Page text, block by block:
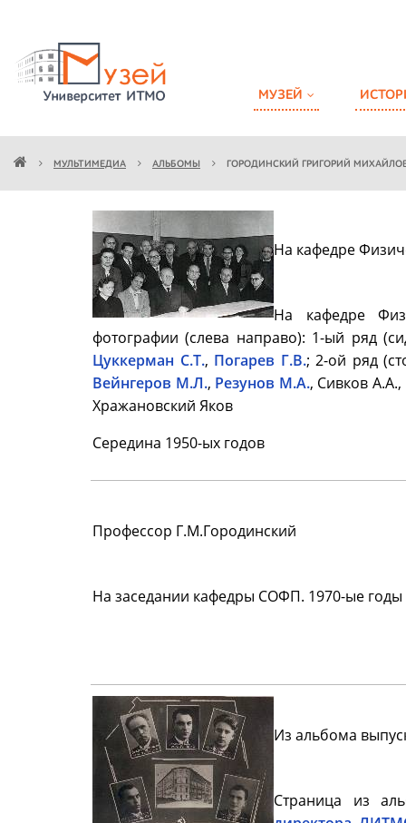
МУЗЕЙ
МУЛЬТИМЕДИА АЛЬБОМЫ ГОРОДИНСКИЙ ГРИГОРИЙ
На кафедре
На кафедре
фотографии (слева направо): 1-ый ряд
Цуккерман С.Т., Погарев Г.В.; 2-ой ряд
Вейнгеров М.Л., Резунов М.А., Сивков А.А.,
Хражановский Яков
Середина 1950-ых годов
Профессор Г.М.Городинский
На заседании кафедры СОФП. 1970-ые годы
Из альбома
Страница из